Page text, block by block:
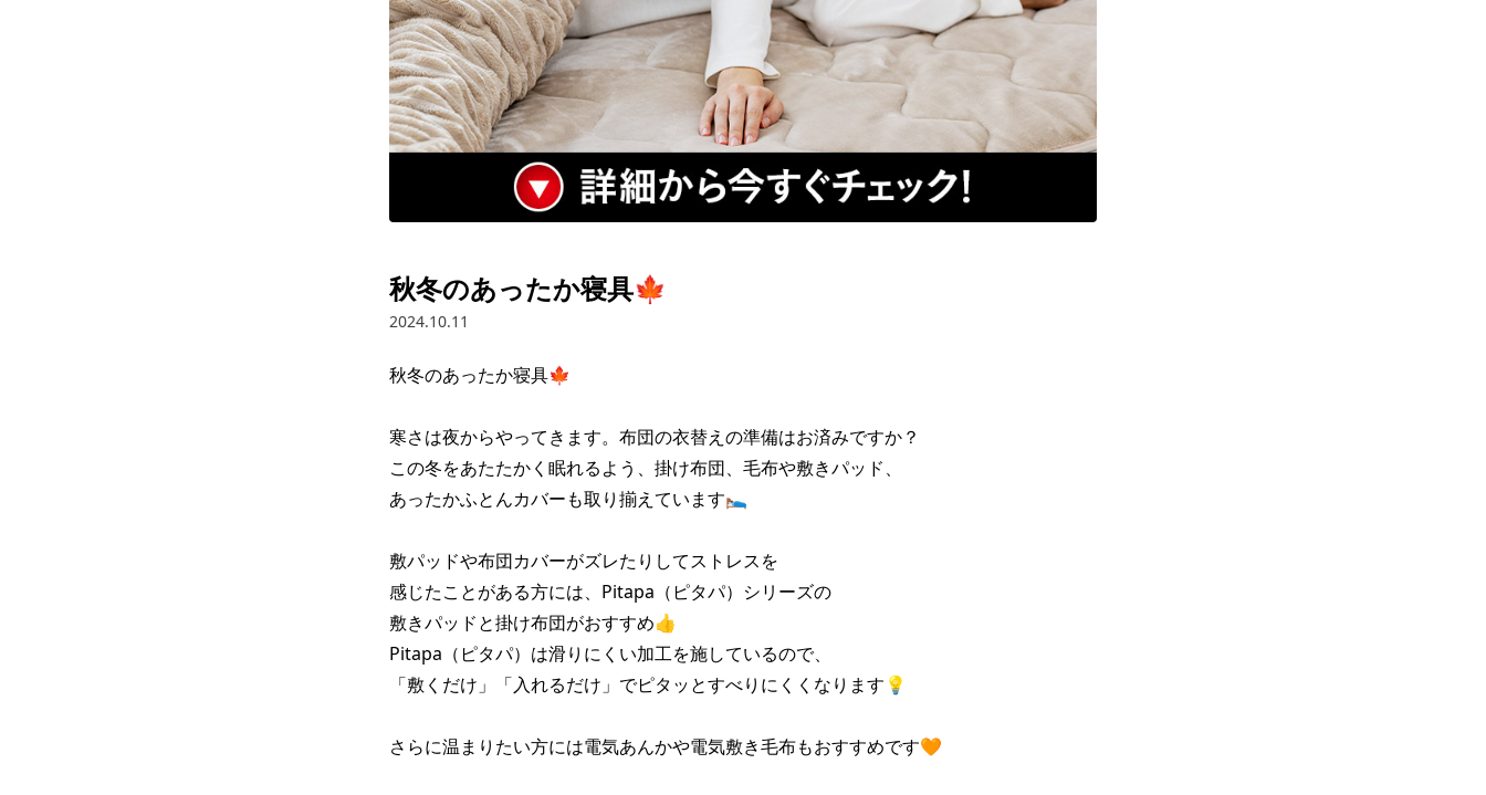
秋冬のあったか寝具🍁
2024.10.11
秋冬のあったか寝具🍁
寒さは夜からやってきます。布団の衣替えの準備はお済みですか？
この冬をあたたかく眠れるよう、掛け布団、毛布や敷きパッド、
あったかふとんカバーも取り揃えています🛌
敷パッドや布団カバーがズレたりしてストレスを
感じたことがある方には、Pitapa（ピタパ）シリーズの
敷きパッドと掛け布団がおすすめ👍
Pitapa（ピタパ）は滑りにくい加工を施しているので、
「敷くだけ」「入れるだけ」でピタッとすべりにくくなります💡
さらに温まりたい方には電気あんかや電気敷き毛布もおすすめです🧡